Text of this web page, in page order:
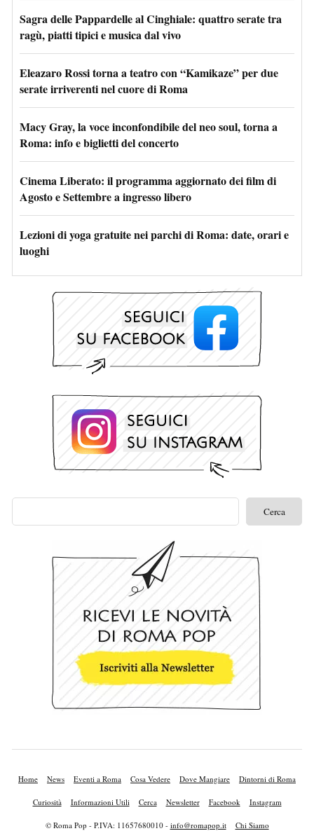
Sagra delle Pappardelle al Cinghiale: quattro serate tra
ragù, piatti tipici e musica dal vivo
Eleazaro Rossi torna a teatro con “Kamikaze” per due
serate irriverenti nel cuore di Roma
Macy Gray, la voce inconfondibile del neo soul, torna a
Roma: info e biglietti del concerto
Cinema Liberato: il programma aggiornato dei film di
Agosto e Settembre a ingresso libero
Lezioni di yoga gratuite nei parchi di Roma: date, orari e
luoghi
Home News Eventi a Roma Cosa Vedere Dove Mangiare Dintorni di Roma
Curiosità Informazioni Utili Cerca Newsletter Facebook Instagram
© Roma Pop - P.IVA: 11657680010 - info@romapop.it Chi Siamo